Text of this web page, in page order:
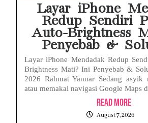
Layar iPhone
Redup Sendiri
Auto-Brightness
Penyebab &
Layar iPhone Mendadak Redup
Brightness Mati? Ini Penyebab &
2026 Rahmat Yanuar Sedang asyik
atau memakai navigasi Google Maps
Read More
August 7, 2026